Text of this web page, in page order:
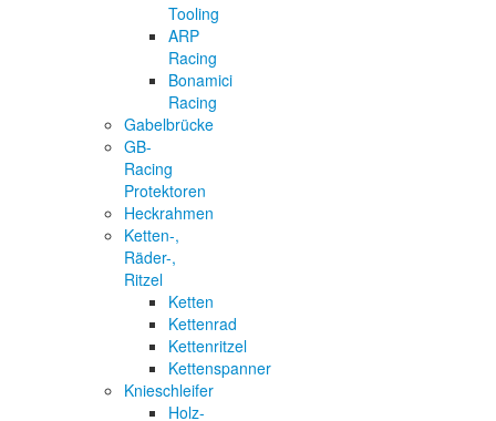
Tooling
ARP
Racing
Bonamici
Racing
Gabelbrücke
GB-
Racing
Protektoren
Heckrahmen
Ketten-,
Räder-,
Ritzel
Ketten
Kettenrad
Kettenritzel
Kettenspanner
Knieschleifer
Holz-